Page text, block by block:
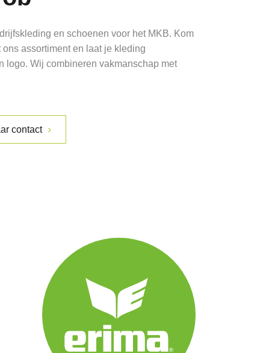
en schoenen voor het MKB. Kom
assortiment en laat je kleding
logo. Wij combineren vakmanschap met
contact